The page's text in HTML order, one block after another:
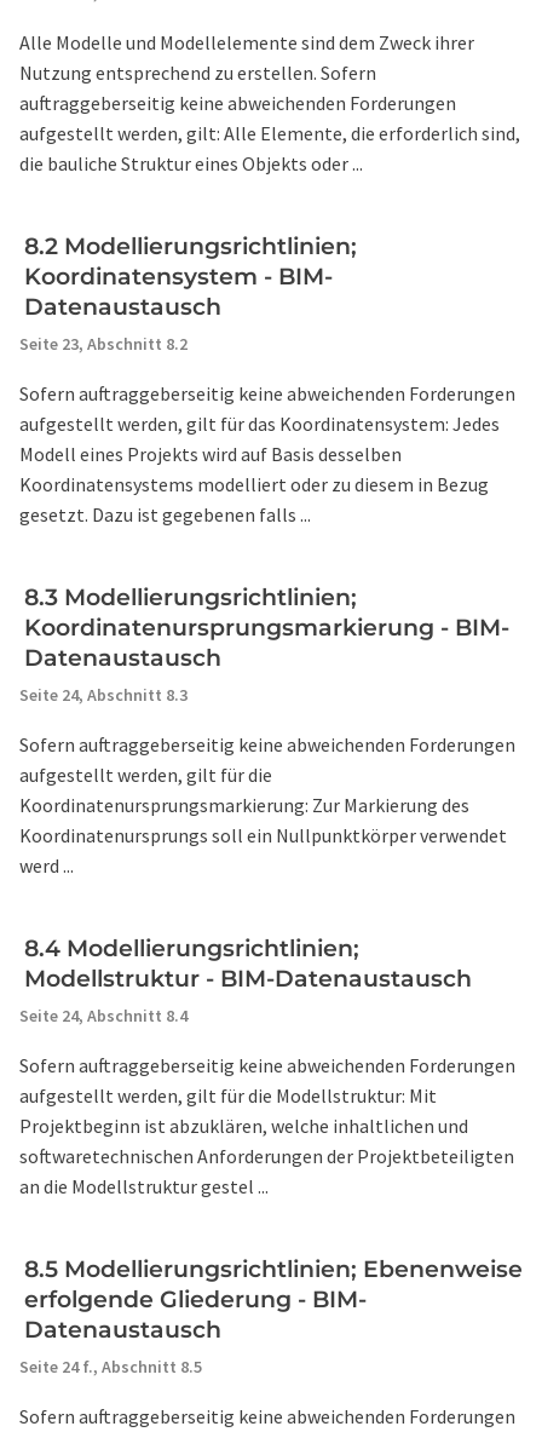
Alle Modelle und Modellelemente sind dem Zweck ihrer
Nutzung entsprechend zu erstellen. Sofern
auftraggeberseitig keine abweichenden Forderungen
aufgestellt werden, gilt: Alle Elemente, die erforderlich sind,
die bauliche Struktur eines Objekts oder ...
8.2 Modellierungsrichtlinien;
Koordinatensystem - BIM-
Datenaustausch
Seite 23, Abschnitt 8.2
Sofern auftraggeberseitig keine abweichenden Forderungen
aufgestellt werden, gilt für das Koordinatensystem: Jedes
Modell eines Projekts wird auf Basis desselben
Koordinatensystems modelliert oder zu diesem in Bezug
gesetzt. Dazu ist gegebenen falls ...
8.3 Modellierungsrichtlinien;
Koordinatenursprungsmarkierung - BIM-
Datenaustausch
Seite 24, Abschnitt 8.3
Sofern auftraggeberseitig keine abweichenden Forderungen
aufgestellt werden, gilt für die
Koordinatenursprungsmarkierung: Zur Markierung des
Koordinatenursprungs soll ein Nullpunktkörper verwendet
werd ...
8.4 Modellierungsrichtlinien;
Modellstruktur - BIM-Datenaustausch
Seite 24, Abschnitt 8.4
Sofern auftraggeberseitig keine abweichenden Forderungen
aufgestellt werden, gilt für die Modellstruktur: Mit
Projektbeginn ist abzuklären, welche inhaltlichen und
softwaretechnischen Anforderungen der Projektbeteiligten
an die Modellstruktur gestel ...
8.5 Modellierungsrichtlinien; Ebenenweise
erfolgende Gliederung - BIM-
Datenaustausch
Seite 24 f., Abschnitt 8.5
Sofern auftraggeberseitig keine abweichenden Forderungen